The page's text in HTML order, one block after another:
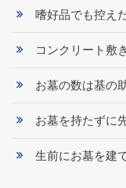
嗜好品でも控え
コンクリート敷
お墓の数は基の
お墓を持たずに
生前にお墓を建